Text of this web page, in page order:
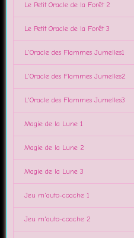
Le Petit Oracle de la Forêt 2
Le Petit Oracle de la Forêt 3
L'Oracle des Flammes Jumelles1
L'Oracle des Flammes Jumelles2
L'Oracle des Flammes Jumelles3
Magie de la Lune 1
Magie de la Lune 2
Magie de la Lune 3
Jeu m'auto-coache 1
Jeu m'auto-coache 2